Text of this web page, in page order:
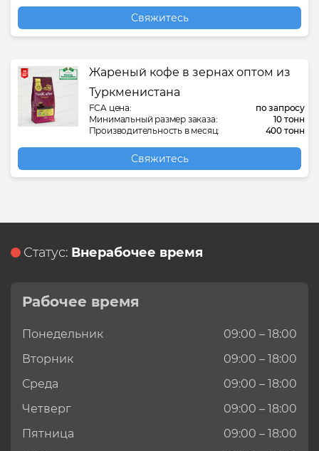
Свяжитесь
Жареный кофе в зернах оптом из
Туркменистана
FCA цена:
по запросу
Минимальный размер заказа:
10 тонн
Производительность в месяц:
400 тонн
Свяжитесь
Статус: Внерабочее время
Рабочее время
Понедельник
09:00 – 18:00
Вторник
09:00 – 18:00
Среда
09:00 – 18:00
Четверг
09:00 – 18:00
Пятница
09:00 – 18:00